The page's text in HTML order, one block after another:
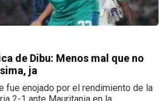
de Dibu: Menos mal que no
ja
fue enojado por el rendimiento de la